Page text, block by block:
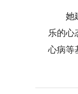
她建
乐的心
心病等